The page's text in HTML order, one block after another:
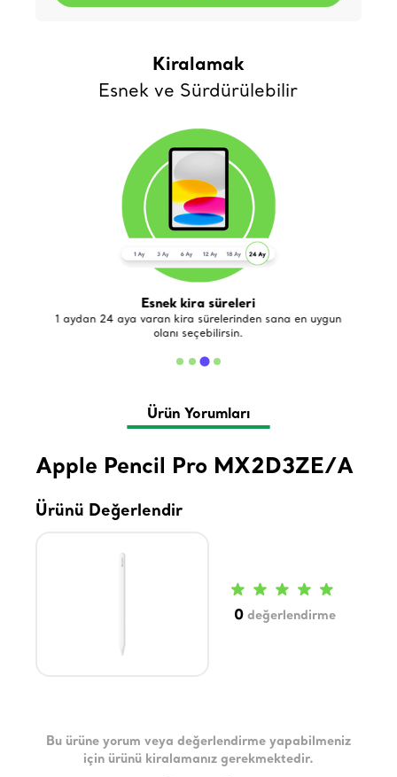
Kiralamak
Esnek ve Sürdürülebilir
Esnek kira süreleri
1 aydan 24 aya varan kira sürelerinden sana en uygun
olanı seçebilirsin.
Ürün Yorumları
Apple Pencil Pro MX2D3ZE/A
Ürünü Değerlendir
0 değerlendirme
Bu ürüne yorum veya değerlendirme yapabilmeniz
için ürünü kiralamanız gerekmektedir.